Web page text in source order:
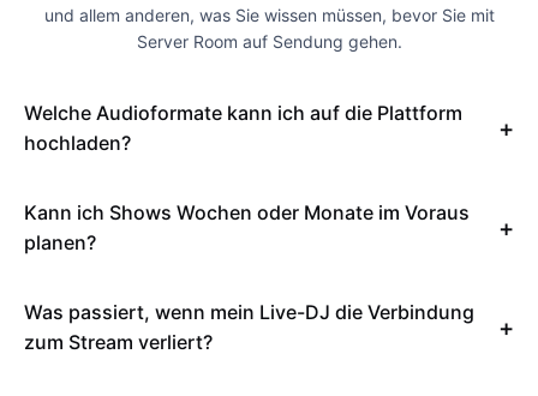
und allem anderen, was Sie wissen müssen, bevor Sie mit
Server Room auf Sendung gehen.
Welche Audioformate kann ich auf die Plattform
hochladen?
Kann ich Shows Wochen oder Monate im Voraus
planen?
Was passiert, wenn mein Live-DJ die Verbindung
zum Stream verliert?